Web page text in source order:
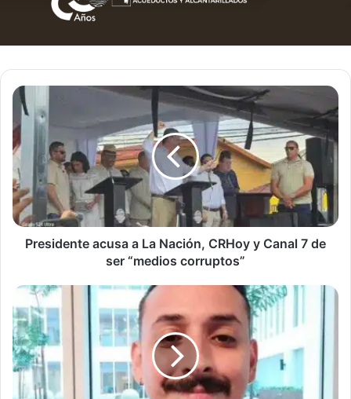
Presidente
acusa
a
La
Nación,
CRHoy
y
Canal
7
corruptos”
Presidente acusa a La Nación, CRHoy y Canal 7 de
ser “medios corruptos”
Ariel
Robles
a
Rodrigo
Chaves:
“Usted
no